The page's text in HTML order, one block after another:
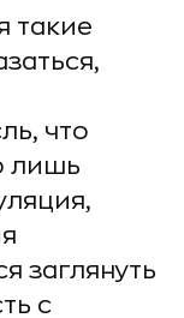
такие
что
лишь
заглянуть
с